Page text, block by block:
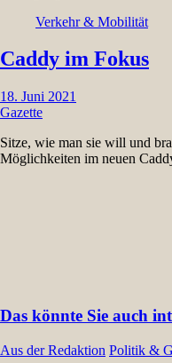
Verkehr & Mobilität
Caddy im Fokus
18. Juni 2021
Gazette
Sitze, wie man sie will und
Möglichkeiten im neuen
Das könnte Sie auch
Aus der Redaktion Politik &